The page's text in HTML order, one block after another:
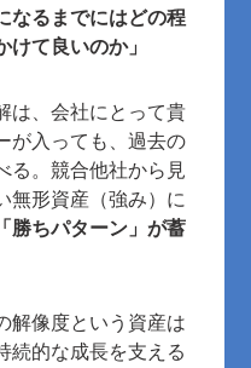
なるまでにはどの程
けて良いのか」
は、会社にとって貴
が入っても、過去の
る。競合他社から見
無形資産（強み）に
勝ちパターン」が蓄
解像度という資産は
続的な成長を支える